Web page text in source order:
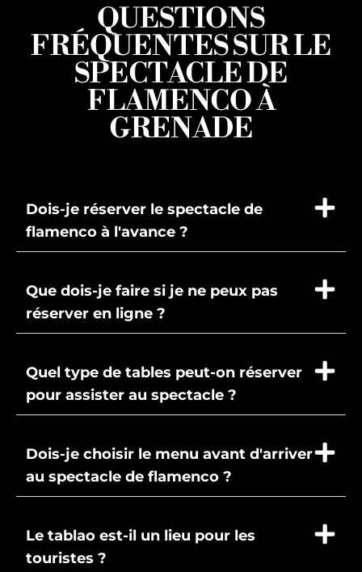
QUESTIONS
FRÉQUENTES SUR LE
SPECTACLE DE
FLAMENCO À
GRENADE
Dois-je réserver le spectacle de
flamenco à l'avance ?
Que dois-je faire si je ne peux pas
réserver en ligne ?
Quel type de tables peut-on réserver
pour assister au spectacle ?
Dois-je choisir le menu avant d'arriver
au spectacle de flamenco ?
Le tablao est-il un lieu pour les
touristes ?